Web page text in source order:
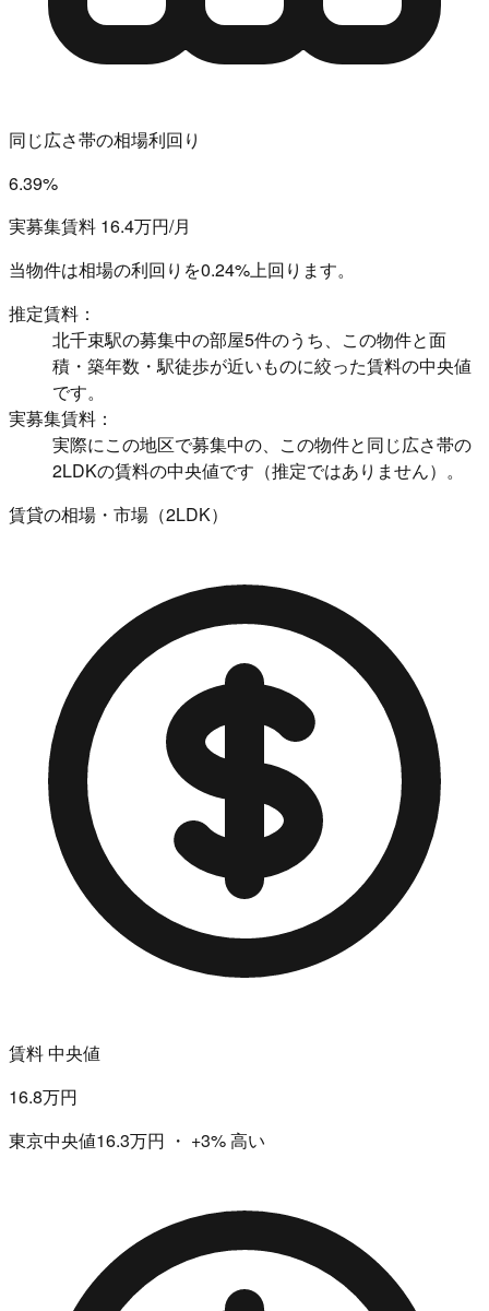
同じ広さ帯の相場利回り
6.39%
実募集賃料 16.4万円/月
当物件は相場の利回りを0.24%上回ります。
推定賃料：
北千束駅の募集中の部屋5件のうち、この物件と面
積・築年数・駅徒歩が近いものに絞った賃料の中央値
です。
実募集賃料：
実際にこの地区で募集中の、この物件と同じ広さ帯の
2LDKの賃料の中央値です（推定ではありません）。
賃貸の相場・市場（2LDK）
賃料 中央値
16.8万円
東京中央値16.3万円 ・ +3%高い